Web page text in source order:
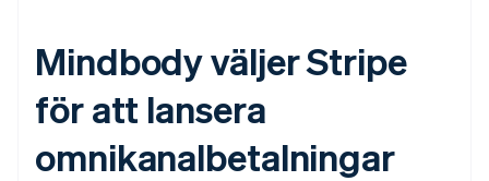
Mindbody väljer Stripe
för att lansera
omnikanalbetalningar